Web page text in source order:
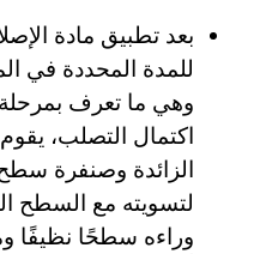
بعد تطبيق مادة
للمدة المحددة في
وهي ما تعرف بمرحلة
اكتمال التصلب، يقوم
الزائدة وصنفرة
لتسويته مع السطح
وراءه سطحًا نظيفًا